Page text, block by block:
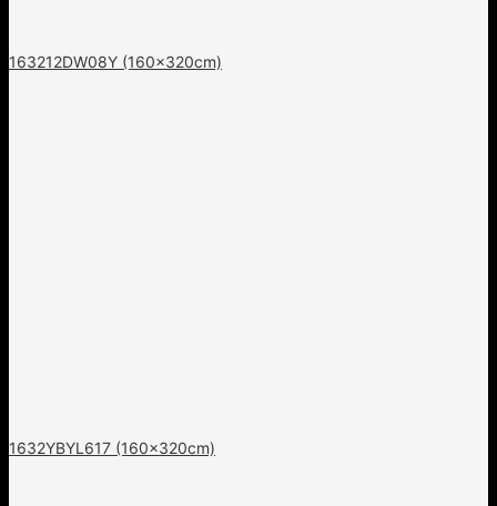
163212DW08Y (160x320cm)
1632YBYL617 (160x320cm)